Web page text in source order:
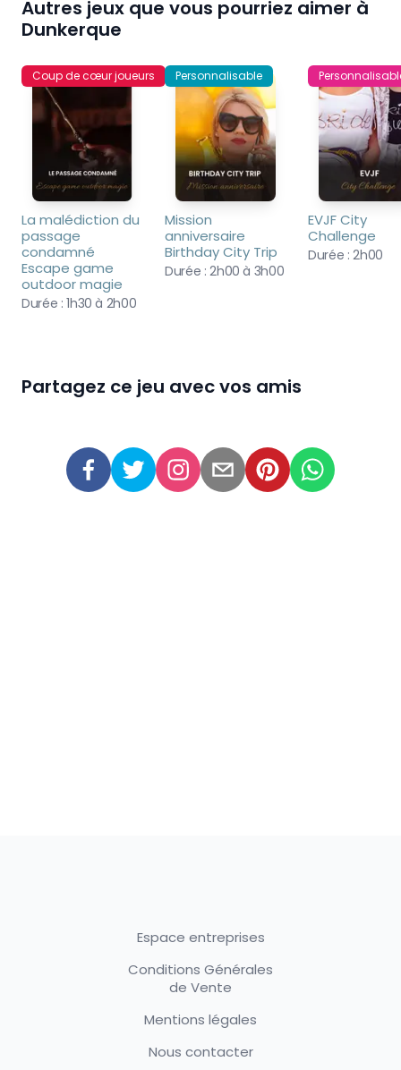
Autres jeux que vous pourriez aimer à
Dunkerque
Coup de cœur joueurs
La malédiction du
passage
condamné
Escape game
outdoor magie
Durée :1h30 à 2h00
Personnalisable
Mission
anniversaire
Birthday City Trip
Durée :2h00 à 3h00
EVJF City
Challenge
Durée :2h00
Partagez ce jeu avec vos amis
Espace entreprises
Conditions Générales
de Vente
Mentions légales
Nous contacter